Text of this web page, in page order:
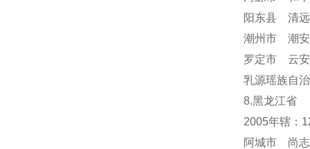
阳东县 清
潮州市 潮
罗定市 云
乳源瑶族自
8.黑龙江省
2005年辖：
阿城市 尚